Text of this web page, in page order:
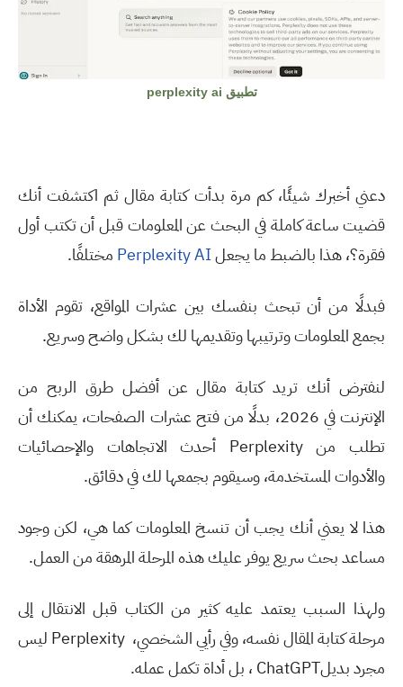
تطبيق perplexity ai
دعني أخبرك شيئًا، كم مرة بدأت كتابة مقال ثم اكتشفت أنك
قضيت ساعة كاملة في البحث عن المعلومات قبل أن تكتب أول
فقرة؟، هذا بالضبط ما يجعلPerplexity AI مختلفًا.
فبدلًا من أن تبحث بنفسك بين عشرات المواقع، تقوم الأداة
بجمع المعلومات وترتيبها وتقديمها لك بشكل واضح وسريع.
لنفترض أنك تريد كتابة مقال عن أفضل طرق الربح من
الإنترنت في 2026، بدلًا من فتح عشرات الصفحات، يمكنك أن
تطلب منPerplexity أحدث الاتجاهات والإحصائيات
والأدوات المستخدمة، وسيقوم بجمعها لك في دقائق.
هذا لا يعني أنك يجب أن تنسخ المعلومات كما هي، لكن وجود
مساعد بحث سريع يوفر عليك هذه المرحلة المرهقة من العمل.
ولهذا السبب يعتمد عليه كثير من الكتاب قبل الانتقال إلى
مرحلة كتابة المقال نفسه، وفي رأيي الشخصي، Perplexity ليس
مجرد بديلChatGPT ، بل أداة تكمل عمله.